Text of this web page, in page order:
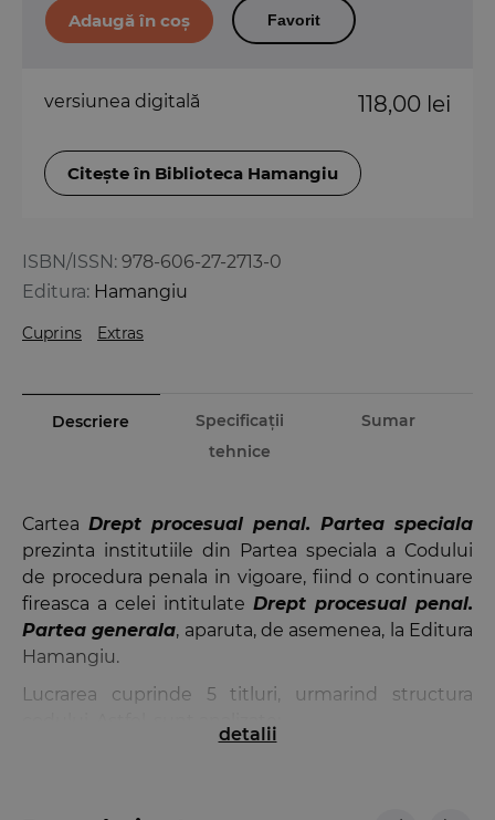
ISBN/ISSN: 978-606-27-2713-0
Editura: Hamangiu
Cuprins Extras
Favorit
versiunea digitală 118,00 lei
Citește în Biblioteca Hamangiu
Descriere
Specificații
tehnice
Sumar
Cartea Drept procesual penal. Partea speciala
prezinta institutiile din Partea speciala a Codului
de procedura penala in vigoare, fiind o continuare
fireasca a celei intitulate Drept procesual penal.
Partea generala, aparuta, de asemenea, la Editura
Hamangiu.
Lucrarea cuprinde 5 titluri, urmarind structura
codului. Astfel, sunt analizate:
judecata (in prima instanta, in caile de atac
detalii